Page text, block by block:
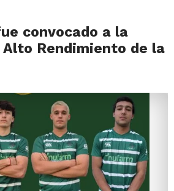
convocado a la
Alto Rendimiento de la